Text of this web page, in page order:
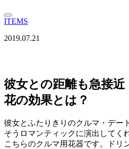
ITEMS
2019.07.21
彼女との距離も急接
花の効果とは？
彼女とふたりきりのクルマ・デー
そうロマンティックに演出してく
こちらのクルマ用花器です。ドリ